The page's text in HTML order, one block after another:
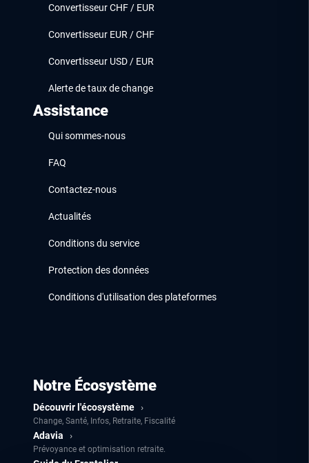
Convertisseur CHF / EUR
Convertisseur EUR / CHF
Convertisseur USD / EUR
Alerte de taux de change
Assistance
Qui sommes-nous
FAQ
Contactez-nous
Actualités
Conditions du service
Protection des données
Conditions d'utilisation des plateformes
Notre Écosystème
Découvrir l'écosystème ›
Change, Santé, Infos, Retraite, Fiscalité
Adavia ›
Prévoyance et optimisation retraite.